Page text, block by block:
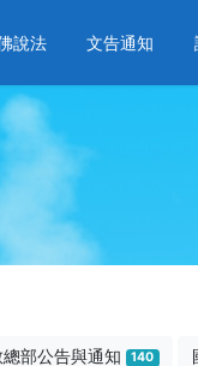
說法 文告通知
總部公告與通知 140